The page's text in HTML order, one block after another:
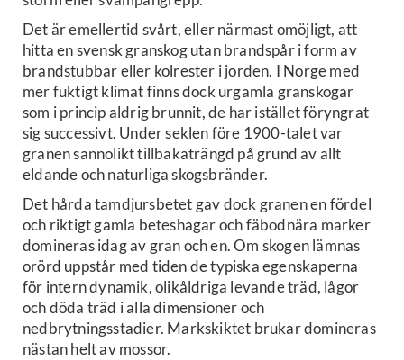
Det är emellertid svårt, eller närmast omöjligt, att
hitta en svensk granskog utan brandspår i form av
brandstubbar eller kolrester i jorden. I Norge med
mer fuktigt klimat finns dock urgamla granskogar
som i princip aldrig brunnit, de har istället föryngrat
sig successivt. Under seklen före 1900-talet var
granen sannolikt tillbakaträngd på grund av allt
eldande och naturliga skogsbränder.
Det hårda tamdjursbetet gav dock granen en fördel
och riktigt gamla beteshagar och fäbodnära marker
domineras idag av gran och en. Om skogen lämnas
orörd uppstår med tiden de typiska egenskaperna
för intern dynamik, olikåldriga levande träd, lågor
och döda träd i alla dimensioner och
nedbrytningsstadier. Markskiktet brukar domineras
nästan helt av mossor.